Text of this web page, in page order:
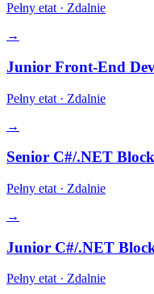
Pełny etat · Zdalnie
→
Junior Front-End
Pełny etat · Zdalnie
→
Senior C#/.NET
Pełny etat · Zdalnie
→
Junior C#/.NET
Pełny etat· Zdalnie